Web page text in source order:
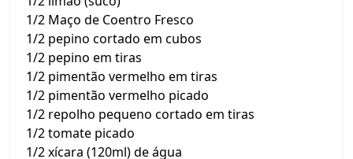
1/2 Maço de Coentro Fresco
1/2 pepino cortado em cubos
1/2 pepino em tiras
1/2 pimentão vermelho em tiras
1/2 pimentão vermelho picado
1/2 repolho pequeno cortado em tiras
1/2 tomate picado
1/2 xícara (120ml) de água